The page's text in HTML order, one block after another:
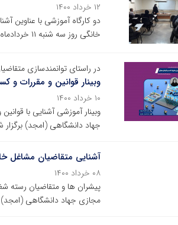
۱۲ خرداد ۱۴۰۰
دو کارگاه آموزشی با عناوین
خانگی روز سه شنبه ۱۱ خردادماه در ساختمان معاونت آموزشی جهاد دانشگاهی استان قم برگزار شد.
در راستای توانمندسازی
وبینار قوانین و مقررات و
۱۰ خرداد ۱۴۰۰
جهاد دانشگاهی (امجد) برگزار
آشنایی متقاضیان مشاغل
۰۸ خرداد ۱۴۰۰
پیشران ها و متقاضیان رسته
مجازی جهاد دانشگاهی (امجد)